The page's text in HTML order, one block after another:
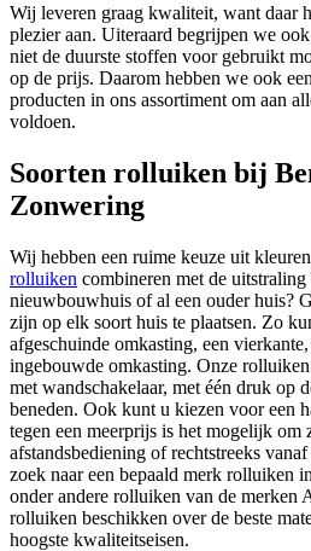
Wij leveren graag kwaliteit, want daar
plezier aan. Uiteraard begrijpen we
niet de duurste stoffen voor gebruikt
op de prijs. Daarom hebben we ook
producten in ons assortiment om aan
voldoen.
Soorten rolluiken bij
Zonwering
Wij hebben een ruime keuze uit
rolluiken combineren met de
nieuwbouwhuis of al een ouder huis?
zijn op elk soort huis te plaatsen. Zo
afgeschuinde omkasting, een
ingebouwde omkasting. Onze
met wandschakelaar, met één druk op
beneden. Ook kunt u kiezen voor een
tegen een meerprijs is het mogelijk om
afstandsbediening of rechtstreeks
zoek naar een bepaald merk rolluiken
onder andere rolluiken van de merken
rolluiken beschikken over de beste
hoogste kwaliteitseisen.